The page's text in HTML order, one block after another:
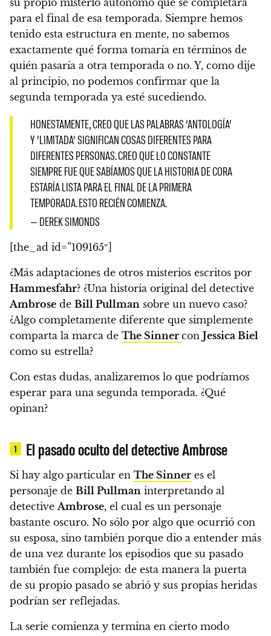
para el final de esa temporada. Siempre hemos
tenido esta estructura en mente, no sabemos
exactamente qué forma tomaría en términos de
quién pasaría a otra temporada o no. Y, como dije
al principio, no podemos confirmar que la
segunda temporada ya esté sucediendo.
HONESTAMENTE, CREO QUE LAS PALABRAS ‘ANTOLOGÍA’
Y ‘LIMITADA’ SIGNIFICAN COSAS DIFERENTES PARA
DIFERENTES PERSONAS. CREO QUE LO CONSTANTE
SIEMPRE FUE QUE SABÍAMOS QUE LA HISTORIA DE CORA
ESTARÍA LISTA PARA EL FINAL DE LA PRIMERA
TEMPORADA. ESTO RECIÉN COMIENZA.
— DEREK SIMONDS
[the_ad id=”109165″]
¿Más adaptaciones de otros misterios escritos por
Hammesfahr? ¿Una historia original del detective
Ambrose de Bill Pullman sobre un nuevo caso?
¿Algo completamente diferente que simplemente
comparta la marca de The Sinner con Jessica Biel
como su estrella?
Con estas dudas, analizaremos lo que podríamos
esperar para una segunda temporada. ¿Qué
opinan?
1 El pasado oculto del detective Ambrose
Si hay algo particular en The Sinner es el
personaje de Bill Pullman interpretando al
detective Ambrose, el cual es un personaje
bastante oscuro. No sólo por algo que ocurrió con
su esposa, sino también porque dio a entender más
de una vez durante los episodios que su pasado
también fue complejo: de esta manera la puerta
de su propio pasado se abrió y sus propias heridas
podrían ser reflejadas.
La serie comienza y termina en cierto modo